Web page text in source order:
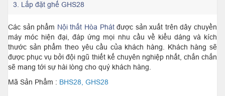
3.
Lắp đặt ghế GHS28
Các sản phẩm Nội thất Hòa Phátđược sản xuất trên dây chuyền
máy móc hiện đại, đáp ứng mọi nhu cầu về kiểu dáng và kích
thước sản phẩm theo yêu cầu của khách hàng. Khách hàng sẽ
được phục vụ bởi đội ngũ thiết kế chuyên nghiệp nhất, chắn chắn
sẽ mang tới sự hài lòng cho quý khách hàng.
Mã Sản Phẩm : BHS28, GHS28